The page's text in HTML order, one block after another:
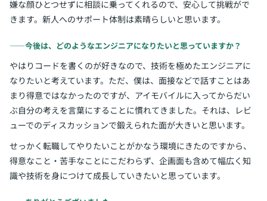
嫌な顔ひとつせずに相談に乗ってくれるので、安心して挑戦がで
きます。新人へのサポート体制は素晴らしいと思います。
――今後は、どのようなエンジニアになりたいと思っていますか？
やはりコードを書くのが好きなので、技術を極めたエンジニアに
なりたいと考えています。ただ、僕は、面接などで話すことはあ
まり得意ではなかったのですが、アイモバイルに入ってからだい
ぶ自分の考えを言葉にすることに慣れてきました。それは、レビ
ューでのディスカッションで鍛えられた面が大きいと思います。
せっかく転職してやりたいことがかなう環境にきたのですから、
得意なこと・苦手なことにこだわらず、企画面も含めて幅広く知
識や技術を身につけて成長していきたいと思っています。